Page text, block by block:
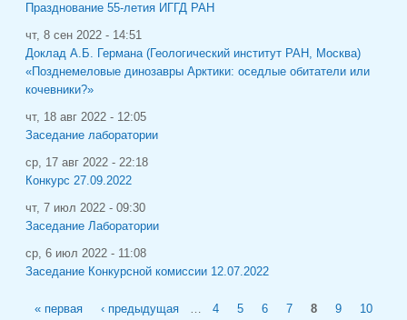
Празднование 55-летия ИГГД РАН
чт, 8 сен 2022 - 14:51
Доклад А.Б. Германа (Геологический институт РАН, Москва)
«Позднемеловые динозавры Арктики: оседлые обитатели или
кочевники?»
чт, 18 авг 2022 - 12:05
Заседание лаборатории
ср, 17 авг 2022 - 22:18
Конкурс 27.09.2022
чт, 7 июл 2022 - 09:30
Заседание Лаборатории
ср, 6 июл 2022 - 11:08
Заседание Конкурсной комиссии 12.07.2022
« первая ‹ предыдущая … 4 5 6 7 8 9
10